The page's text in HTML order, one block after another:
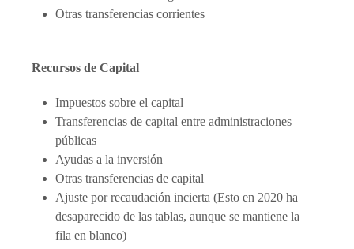
Otras transferencias corrientes
Recursos de Capital
Impuestos sobre el capital
Transferencias de capital entre administraciones
públicas
Ayudas a la inversión
Otras transferencias de capital
Ajuste por recaudación incierta (Esto en 2020 ha
desaparecido de las tablas, aunque se mantiene la
fila en blanco)